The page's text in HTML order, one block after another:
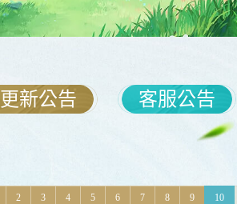
更新公告 客服公告
2 3 4 5 6 7 8 9 10